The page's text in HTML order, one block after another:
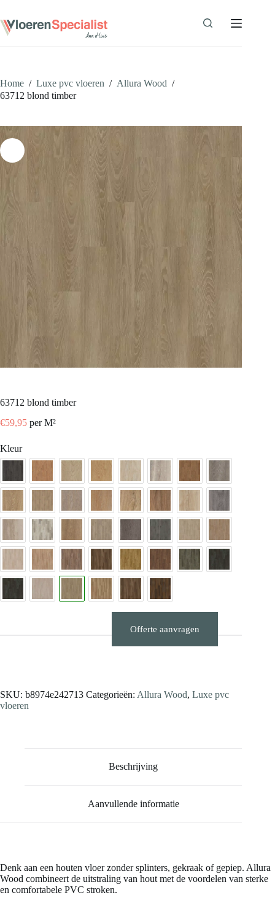
de
inhoud
Home / Luxe pvc vloeren / Allura Wood /
63712 blond timber
63712 blond timber
€59,95 per M²
Kleur
Offerte aanvragen
SKU: b8974e242713 Categorieën: Allura Wood, Luxe pvc
vloeren
Beschrijving
Aanvullende informatie
Denk aan een houten vloer zonder splinters, gekraak of gepiep. Allura
Wood combineert de uitstraling van hout met de voordelen van sterke
en comfortabele PVC stroken.